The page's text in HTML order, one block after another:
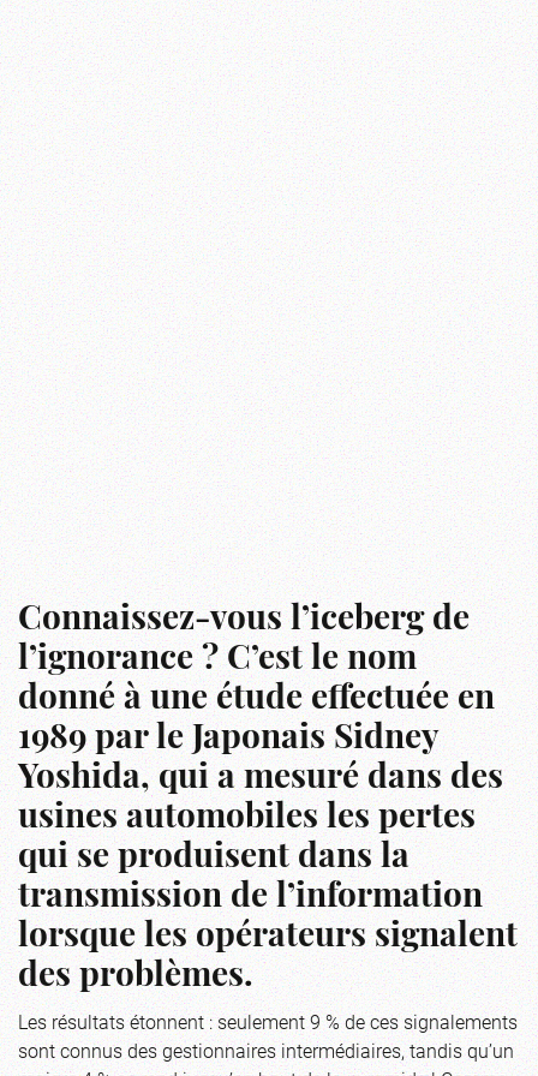
Connaissez-vous l’iceberg de
l’ignorance ? C’est le nom
donné à une étude effectuée en
1989 par le Japonais Sidney
Yoshida, qui a mesuré dans des
usines automobiles les pertes
qui se produisent dans la
transmission de l’information
lorsque les opérateurs signalent
des problèmes.
Les résultats étonnent : seulement 9 % de ces signalements
sont connus des gestionnaires intermédiaires, tandis qu’un